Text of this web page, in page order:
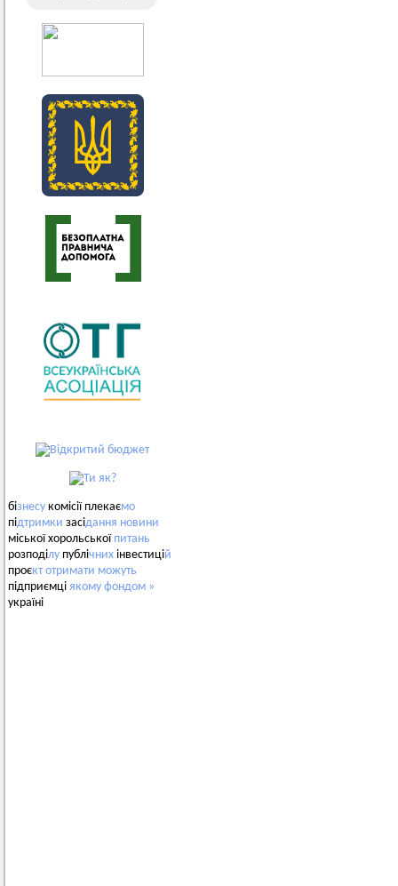
бізнесу комісії плекаємо
підтримки засідання новини
міської хорольської питань
розподілу публічних інвестицій
проєкт отримати можуть
підприємці якому фондом »
україні